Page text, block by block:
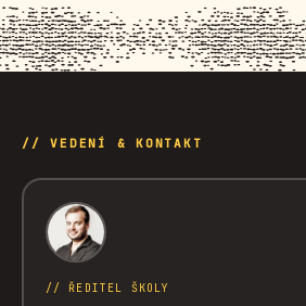
// VEDENÍ & KONTAKT
// ŘEDITEL ŠKOLY